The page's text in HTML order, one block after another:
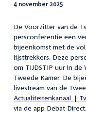
4 november 2025
De Voorzitter van de
persconferentie een
bijeenkomst met de
lijsttrekkers. Deze
om TIJDSTIP uur in
Tweede Kamer. De
livestream van de
Actualiteitenkanaal |
via de app Debat Direct.